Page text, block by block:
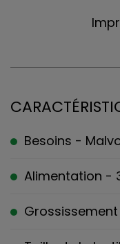
Besoins -
Alimentation -